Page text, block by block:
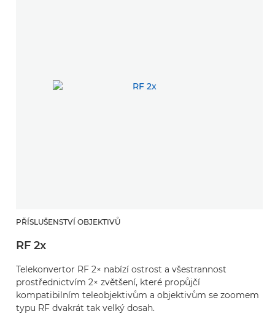
PŘÍSLUŠENSTVÍ OBJEKTIVŮ
RF 2x
Telekonvertor RF 2× nabízí ostrost a všestrannost
prostřednictvím 2× zvětšení, které propůjčí
kompatibilním teleobjektivům a objektivům se zoomem
typu RF dvakrát tak velký dosah.